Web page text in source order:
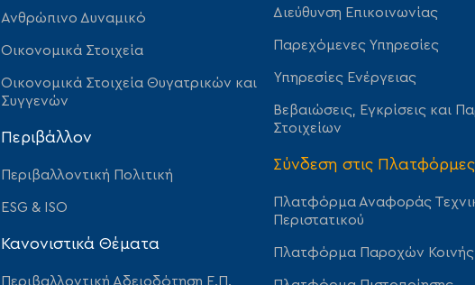
Ανθρώπινο Δυναμικό
Οικονομικά Στοιχεία
Οικονομικά Στοιχεία Θυγατρικών και
Συγγενών
Περιβάλλον
Περιβαλλοντική Πολιτική
ESG & ISO
Κανονιστικά Θέματα
Περιβαλλοντική Αδειοδότηση Ε.Π.
Διεύθυνση Επικοινωνίας
Παρεχόμενες Υπηρεσίες
Υπηρεσίες Ενέργειας
Βεβαιώσεις, Εγκρίσεις και
Στοιχείων
Σύνδεση στις Πλατφόρμες
Πλατφόρμα Αναφοράς
Περιστατικού
Πλατφόρμα Παροχών